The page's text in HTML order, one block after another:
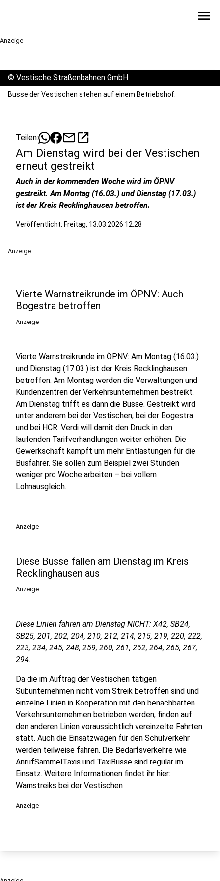
menu
Anzeige
© Vestische Straßenbahnen GmbH
Busse der Vestischen stehen auf einem Betriebshof.
Teilen: mailopen_in_new
Am Dienstag wird bei der Vestischen
erneut gestreikt
Auch in der kommenden Woche wird im ÖPNV
gestreikt. Am Montag (16.03.) und Dienstag (17.03.)
ist der Kreis Recklinghausen betroffen.
Veröffentlicht: Freitag, 13.03.2026 12:28
Anzeige
Vierte Warnstreikrunde im ÖPNV: Auch
Bogestra betroffen
Anzeige
Vierte Warnstreikrunde im ÖPNV: Am Montag (16.03.)
und Dienstag (17.03.) ist der Kreis Recklinghausen
betroffen. Am Montag werden die Verwaltungen und
Kundenzentren der Verkehrsunternehmen bestreikt.
Am Dienstag trifft es dann die Busse. Gestreikt wird
unter anderem bei der Vestischen, bei der Bogestra
und bei HCR. Verdi will damit den Druck in den
laufenden Tarifverhandlungen weiter erhöhen. Die
Gewerkschaft kämpft um mehr Entlastungen für die
Busfahrer. Sie sollen zum Beispiel zwei Stunden
weniger pro Woche arbeiten – bei vollem
Lohnausgleich.
Anzeige
Diese Busse fallen am Dienstag im Kreis
Recklinghausen aus
Anzeige
Diese Linien fahren am Dienstag NICHT: X42, SB24,
SB25, 201, 202, 204, 210, 212, 214, 215, 219, 220, 222,
223, 234, 245, 248, 259, 260, 261, 262, 264, 265, 267,
294.
Da die im Auftrag der Vestischen tätigen
Subunternehmen nicht vom Streik betroffen sind und
einzelne Linien in Kooperation mit den benachbarten
Verkehrsunternehmen betrieben werden, finden auf
den anderen Linien voraussichtlich vereinzelte Fahrten
statt. Auch die Einsatzwagen für den Schulverkehr
werden teilweise fahren. Die Bedarfsverkehre wie
AnrufSammelTaxis und TaxiBusse sind regulär im
Einsatz. Weitere Informationen findet ihr hier:
Warnstreiks bei der Vestischen
Anzeige